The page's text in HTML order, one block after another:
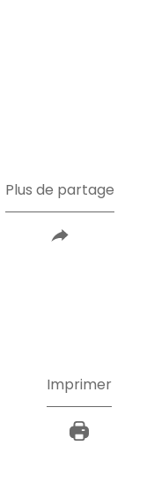
Plus de partage
Imprimer